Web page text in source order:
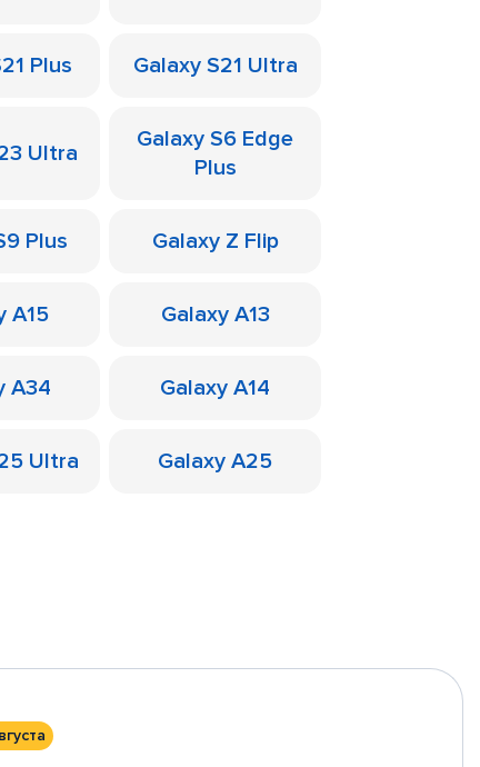
Plus Galaxy S21 Ultra
Ultra
Galaxy S6 Edge
Plus
Plus Galaxy Z Flip
A15 Galaxy A13
A34 Galaxy A14
Ultra Galaxy A25